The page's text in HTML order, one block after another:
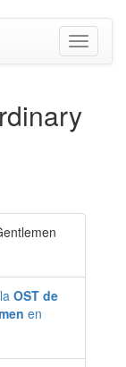
Toggle
OST de
en